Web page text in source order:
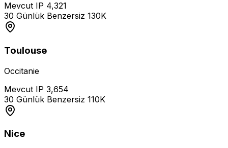
Mevcut IP 4,321
30 Günlük Benzersiz 130K
Toulouse
Occitanie
Mevcut IP 3,654
30 Günlük Benzersiz 110K
Nice